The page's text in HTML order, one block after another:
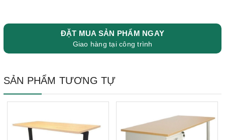
ĐẶT MUA SẢN PHẨM NGAY
Giao hàng tại công trình
SẢN PHẨM TƯƠNG TỰ